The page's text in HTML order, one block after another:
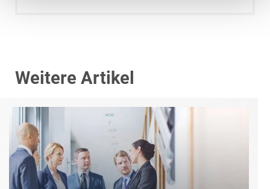
Weitere Artikel